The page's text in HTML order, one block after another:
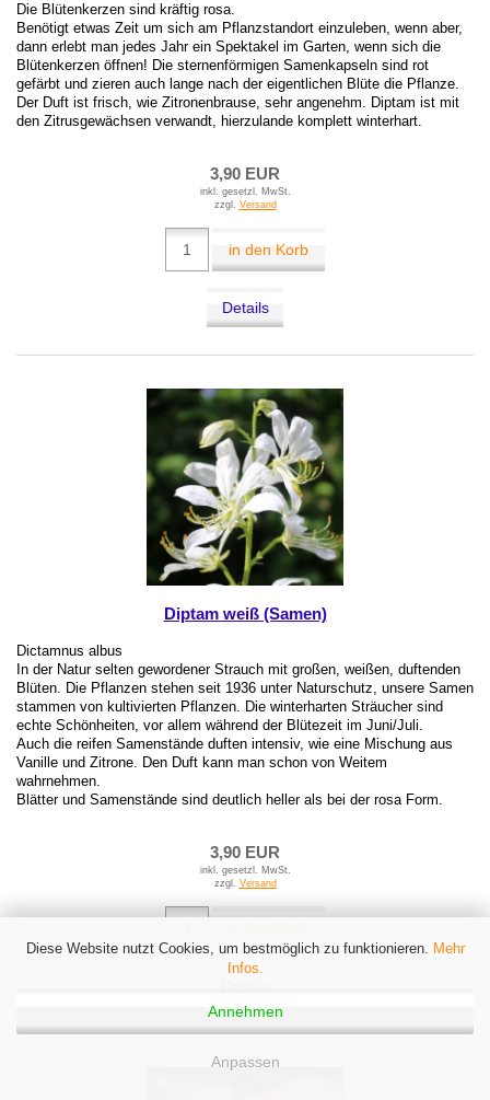
Diese Website nutzt Cookies, um bestmöglich zu funktionieren. Mehr
Infos.
Annehmen
Anpassen
Die Blütenkerzen sind kräftig rosa.
Benötigt etwas Zeit um sich am Pflanzstandort einzuleben, wenn aber,
dann erlebt man jedes Jahr ein Spektakel im Garten, wenn sich die
Blütenkerzen öffnen! Die sternenförmigen Samenkapseln sind rot
gefärbt und zieren auch lange nach der eigentlichen Blüte die Pflanze.
Der Duft ist frisch, wie Zitronenbrause, sehr angenehm. Diptam ist mit
den Zitrusgewächsen verwandt, hierzulande komplett winterhart.
3,90 EUR
inkl. gesetzl. MwSt.
zzgl. Versand
in den Korb
Details
Diptam weiß (Samen)
Dictamnus albus
In der Natur selten gewordener Strauch mit großen, weißen, duftenden
Blüten. Die Pflanzen stehen seit 1936 unter Naturschutz, unsere Samen
stammen von kultivierten Pflanzen. Die winterharten Sträucher sind
echte Schönheiten, vor allem während der Blütezeit im Juni/Juli.
Auch die reifen Samenstände duften intensiv, wie eine Mischung aus
Vanille und Zitrone. Den Duft kann man schon von Weitem
wahrnehmen.
Blätter und Samenstände sind deutlich heller als bei der rosa Form.
3,90 EUR
inkl. gesetzl. MwSt.
zzgl. Versand